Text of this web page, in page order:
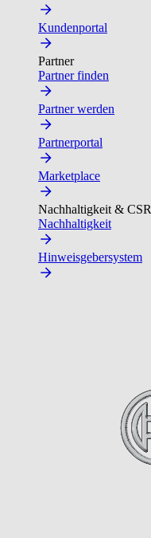
Kundenportal
Partner
Partner finden
Partner werden
Partnerportal
Marketplace
Nachhaltigkeit & CSR
Nachhaltigkeit
Hinweisgebersystem